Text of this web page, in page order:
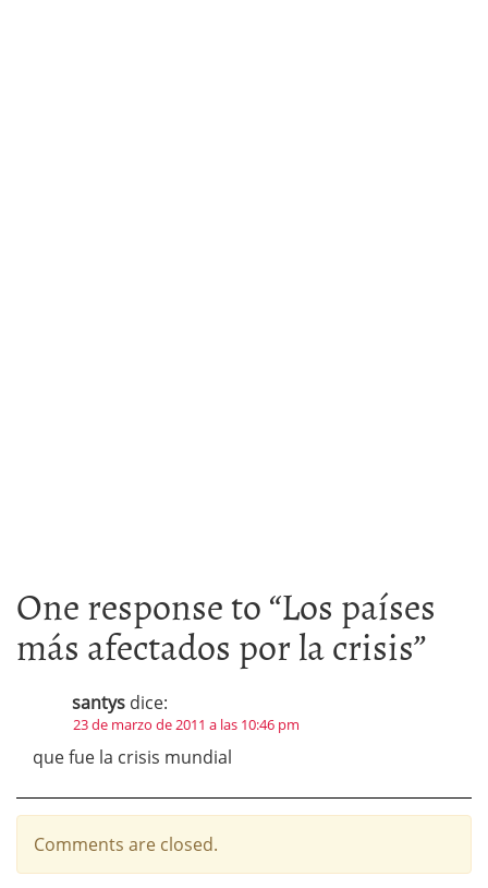
One response to “Los países
más afectados por la crisis”
santys dice:
23 de marzo de 2011 a las 10:46 pm
que fue la crisis mundial
Comments are closed.